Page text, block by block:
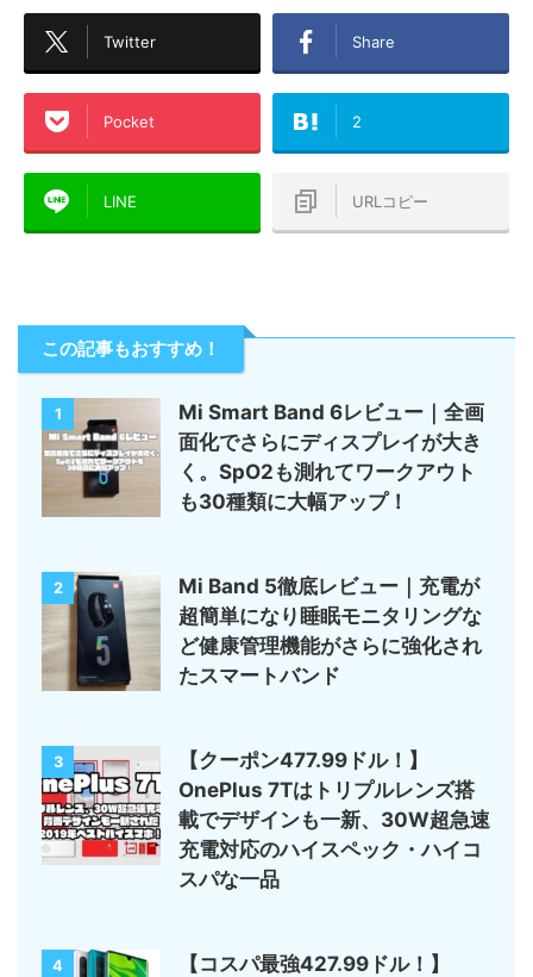
Twitter Share
Pocket 2
LINE URLコピー
この記事もおすすめ！
1
Mi Smart Band 6レビュー｜全画
面化でさらにディスプレイが大き
く。SpO2も測れてワークアウト
も30種類に大幅アップ！
2
Mi Band 5徹底レビュー｜充電が
超簡単になり睡眠モニタリングな
ど健康管理機能がさらに強化され
たスマートバンド
3
【クーポン477.99ドル！】
OnePlus 7Tはトリプルレンズ搭
載でデザインも一新、30W超急速
充電対応のハイスペック・ハイコ
スパな一品
4
【コスパ最強427.99ドル！】